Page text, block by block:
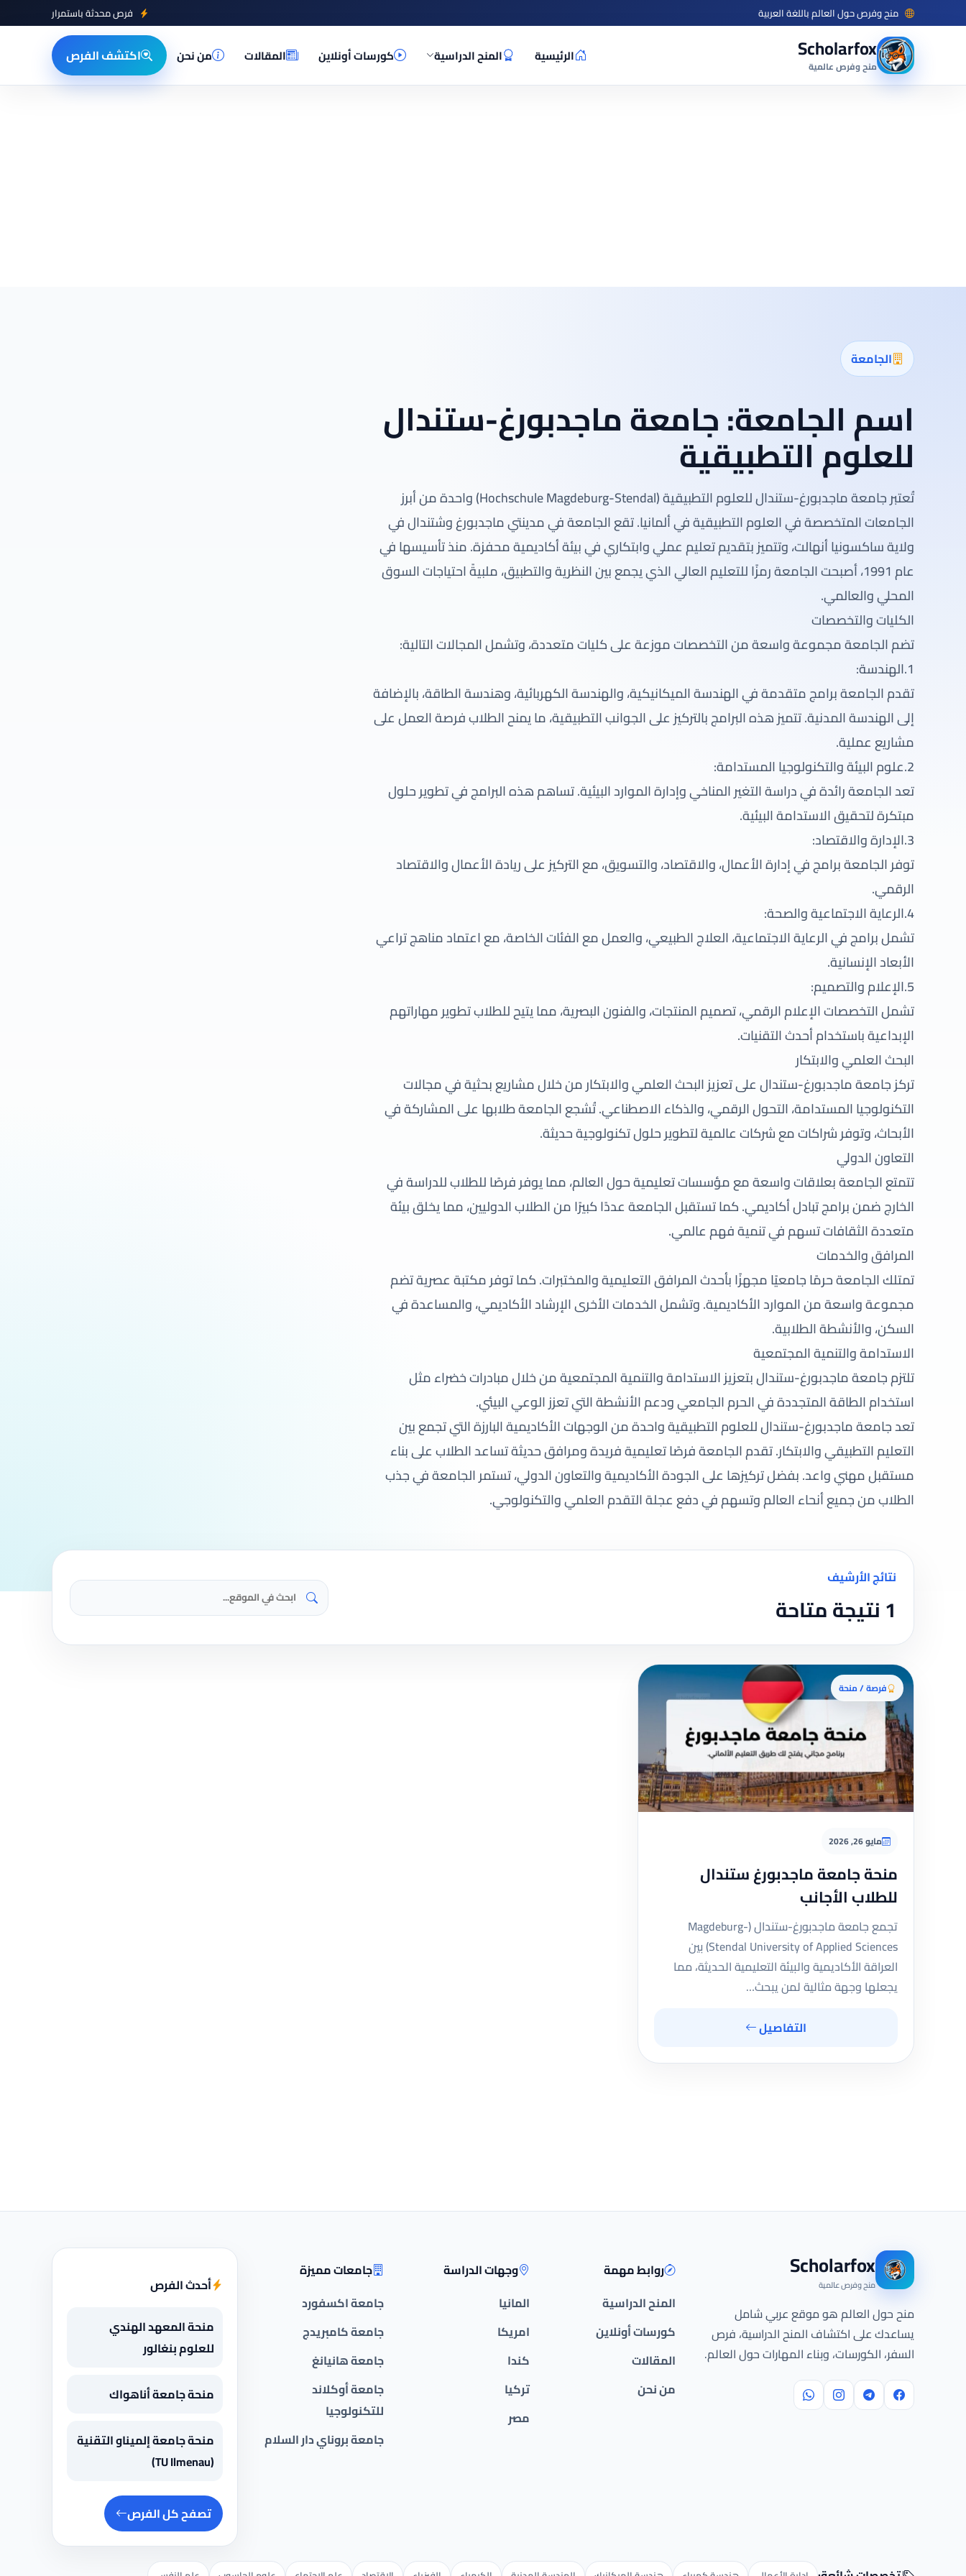
منح وفرص حول العالم باللغة العربية فرص محدثة باستمرار
Scholarfox
منح وفرص عالمية
الرئيسية المنح الدراسية كورسات أونلاين المقالات من نحن اكتشف الفرص
الجامعة
اسم الجامعة:جامعة ماجدبورغ-ستندال
للعلوم التطبيقية
تُعتبر جامعة ماجدبورغ-ستندال للعلوم التطبيقية (Hochschule Magdeburg-Stendal) واحدة من أبرز
الجامعات المتخصصة في العلوم التطبيقية في ألمانيا. تقع الجامعة في مدينتي ماجدبورغ وشتندال في
ولاية ساكسونيا أنهالت، وتتميز بتقديم تعليم عملي وابتكاري في بيئة أكاديمية محفزة. منذ تأسيسها في
عام 1991، أصبحت الجامعة رمزًا للتعليم العالي الذي يجمع بين النظرية والتطبيق، ملبيةً احتياجات السوق
المحلي والعالمي.
الكليات والتخصصات
تضم الجامعة مجموعة واسعة من التخصصات موزعة على كليات متعددة، وتشمل المجالات التالية:
1.الهندسة:
تقدم الجامعة برامج متقدمة في الهندسة الميكانيكية، والهندسة الكهربائية، وهندسة الطاقة، بالإضافة
إلى الهندسة المدنية. تتميز هذه البرامج بالتركيز على الجوانب التطبيقية، ما يمنح الطلاب فرصة العمل على
مشاريع عملية.
2.علوم البيئة والتكنولوجيا المستدامة:
تعد الجامعة رائدة في دراسة التغير المناخي وإدارة الموارد البيئية. تساهم هذه البرامج في تطوير حلول
مبتكرة لتحقيق الاستدامة البيئية.
3.الإدارة والاقتصاد:
توفر الجامعة برامج في إدارة الأعمال، والاقتصاد، والتسويق، مع التركيز على ريادة الأعمال والاقتصاد
الرقمي.
4.الرعاية الاجتماعية والصحة:
تشمل برامج في الرعاية الاجتماعية، العلاج الطبيعي، والعمل مع الفئات الخاصة، مع اعتماد مناهج تراعي
الأبعاد الإنسانية.
5.الإعلام والتصميم:
تشمل التخصصات الإعلام الرقمي، تصميم المنتجات، والفنون البصرية، مما يتيح للطلاب تطوير مهاراتهم
الإبداعية باستخدام أحدث التقنيات.
البحث العلمي والابتكار
تركز جامعة ماجدبورغ-ستندال على تعزيز البحث العلمي والابتكار من خلال مشاريع بحثية في مجالات
التكنولوجيا المستدامة، التحول الرقمي، والذكاء الاصطناعي. تُشجع الجامعة طلابها على المشاركة في
الأبحاث، وتوفر شراكات مع شركات عالمية لتطوير حلول تكنولوجية حديثة.
التعاون الدولي
تتمتع الجامعة بعلاقات واسعة مع مؤسسات تعليمية حول العالم، مما يوفر فرصًا للطلاب للدراسة في
الخارج ضمن برامج تبادل أكاديمي. كما تستقبل الجامعة عددًا كبيرًا من الطلاب الدوليين، مما يخلق بيئة
متعددة الثقافات تسهم في تنمية فهم عالمي.
المرافق والخدمات
تمتلك الجامعة حرمًا جامعيًا مجهزًا بأحدث المرافق التعليمية والمختبرات. كما توفر مكتبة عصرية تضم
مجموعة واسعة من الموارد الأكاديمية. وتشمل الخدمات الأخرى الإرشاد الأكاديمي، والمساعدة في
السكن، والأنشطة الطلابية.
الاستدامة والتنمية المجتمعية
تلتزم جامعة ماجدبورغ-ستندال بتعزيز الاستدامة والتنمية المجتمعية من خلال مبادرات خضراء مثل
استخدام الطاقة المتجددة في الحرم الجامعي ودعم الأنشطة التي تعزز الوعي البيئي.
تعد جامعة ماجدبورغ-ستندال للعلوم التطبيقية واحدة من الوجهات الأكاديمية البارزة التي تجمع بين
التعليم التطبيقي والابتكار. تقدم الجامعة فرصًا تعليمية فريدة ومرافق حديثة تساعد الطلاب على بناء
مستقبل مهني واعد. بفضل تركيزها على الجودة الأكاديمية والتعاون الدولي، تستمر الجامعة في جذب
الطلاب من جميع أنحاء العالم وتسهم في دفع عجلة التقدم العلمي والتكنولوجي.
نتائج الأرشيف
1 نتيجة متاحة
فرصة / منحة
مايو 26, 2026
منحة جامعة ماجدبورغ ستندال
للطلاب الأجانب
تجمع جامعة ماجدبورغ-ستندال (Magdeburg-
Stendal University of Applied Sciences) بين
العراقة الأكاديمية والبيئة التعليمية الحديثة، مما
يجعلها وجهة مثالية لمن يبحث…
التفاصيل
Scholarfox
منح وفرص عالمية
منح حول العالم هو موقع عربي شامل
يساعدك على اكتشاف المنح الدراسية، فرص
السفر، الكورسات، وبناء المهارات حول العالم.
روابط مهمة
المنح الدراسية
كورسات أونلاين
المقالات
من نحن
وجهات الدراسة
المانيا
امريكا
كندا
تركيا
مصر
جامعات مميزة
جامعة اكسفورد
جامعة كامبريدج
جامعة هانيانغ
جامعة أوكلاند
للتكنولوجيا
جامعة بروناي دار السلام
أحدث الفرص
منحة المعهد الهندي
للعلوم بنغالور
منحة جامعة أناهواك
منحة جامعة إلميناو التقنية
(TU Ilmenau)
تصفح كل الفرص